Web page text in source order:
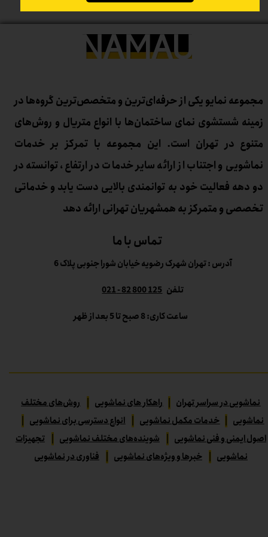
مجموعه نمایو یکی از حرفه‌ای‌ترین و متخصص‌ترین گروه‌ها در
زمینه شستشوی نمای ساختمان‌ها با انواع متریال و روش‌های
متنوع در تهران است. این مجموعه با تمرکز بر خدمات
نماشویی و اجتناب از ارائه سایر خدمات در ارتفاع، توانسته در
دو دهه فعالیت خود به توانمندی بالایی دست یابد و خدماتی
تخصصی و متمرکز به همشهریان تهرانی ارائه دهد
تماس با ما
آدرس : تهران شهرک رضویه خیابان شورا جنوبی پلاک 6
تلفن125 800 82 - 021
ساعت کاری: 8 صبح تا 5 بعد از ظهر
نماشویی در سراسر تهران راهکار های نماشویی
روش‌های مختلف
نماشویی
خدمات مکمل نماشویی انواع دسترسی برای نماشویی
اصول ایمنی و فنی نماشویی
شوینده‌های مختلف نماشویی
تجهیزات
نماشویی
خبرها و ویژه‌های نماشویی فناوری در نماشویی